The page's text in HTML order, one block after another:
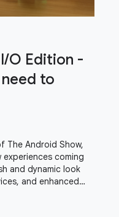
O Edition -
to
The Android Show,
coming
and dynamic look
and enhanced